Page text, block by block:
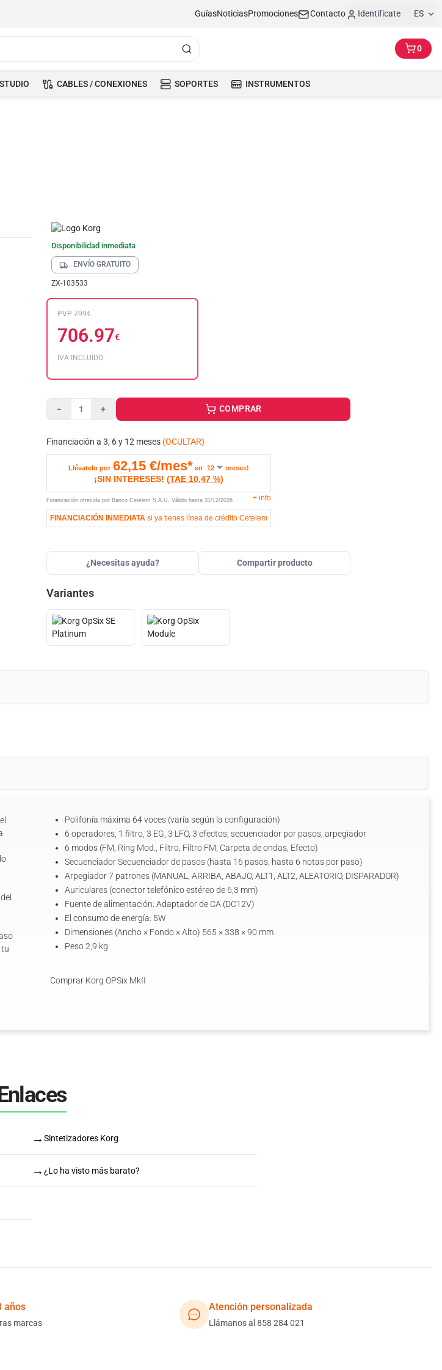
GuíasNoticiasPromociones Contacto Identifícate ES
0
CABLES / CONEXIONES SOPORTES INSTRUMENTOS
Disponibilidad inmediata
ENVÍO GRATUITO
ZX-103533
PVP 799€
706.97€
IVA INCLUÍDO
− + COMPRAR
Financiación a 3, 6 y 12 meses (OCULTAR)
Llévatelo por 62,15 €/mes* en meses!
¡SIN INTERESES! (TAE 10,47 %)
Financiación ofrecida por Banco Cetelem S.A.U. Válido hasta 31/12/2026 + info
FINANCIACIÓN INMEDIATA si ya tienes línea de crédito Cetelem
¿Necesitas ayuda? Compartir producto
Variantes
tu
Polifonía máxima 64 voces (varía según la configuración)
6 operadores, 1 filtro, 3 EG, 3 LFO, 3 efectos, secuenciador por pasos, arpegiador
6 modos (FM, Ring Mod., Filtro, Filtro FM, Carpeta de ondas, Efecto)
Secuenciador Secuenciador de pasos (hasta 16 pasos, hasta 6 notas por paso)
Arpegiador 7 patrones (MANUAL, ARRIBA, ABAJO, ALT1, ALT2, ALEATORIO, DISPARADOR)
Auriculares (conector telefónico estéreo de 6,3 mm)
Fuente de alimentación: Adaptador de CA (DC12V)
El consumo de energía: 5W
Dimensiones (Ancho × Fondo × Alto) 565 × 338 × 90 mm
Peso 2,9 kg
Comprar Korg OPSix MkII
→ Sintetizadores Korg
→ ¿Lo ha visto más barato?
años
marcas
Atención personalizada
Llámanos al 858 284 021